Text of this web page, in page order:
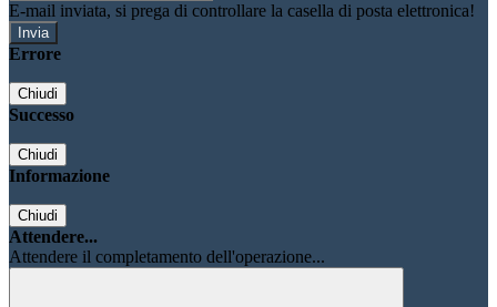
E-mail inviata, si prega di controllare la casella di posta elettronica!
Errore
Chiudi
Successo
Chiudi
Informazione
Chiudi
Attendere...
Attendere il completamento dell'operazione...